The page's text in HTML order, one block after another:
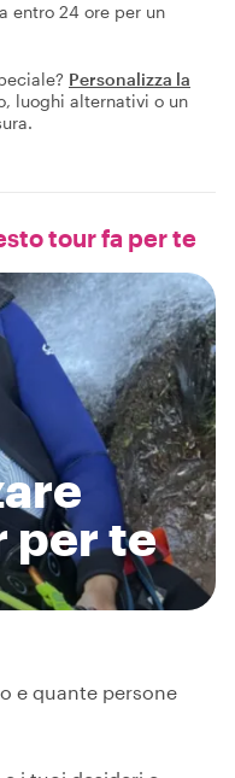
entro 24 ore per un
Personalizza la
luoghi alternativi o un
tour fa per te
per te
e quante persone